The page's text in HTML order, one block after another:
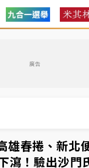
廣告
增加董事人數！辜仲諒向
展第2檔！今線上預約
晚上7時
雄春捲、新北
瀉！驗出沙